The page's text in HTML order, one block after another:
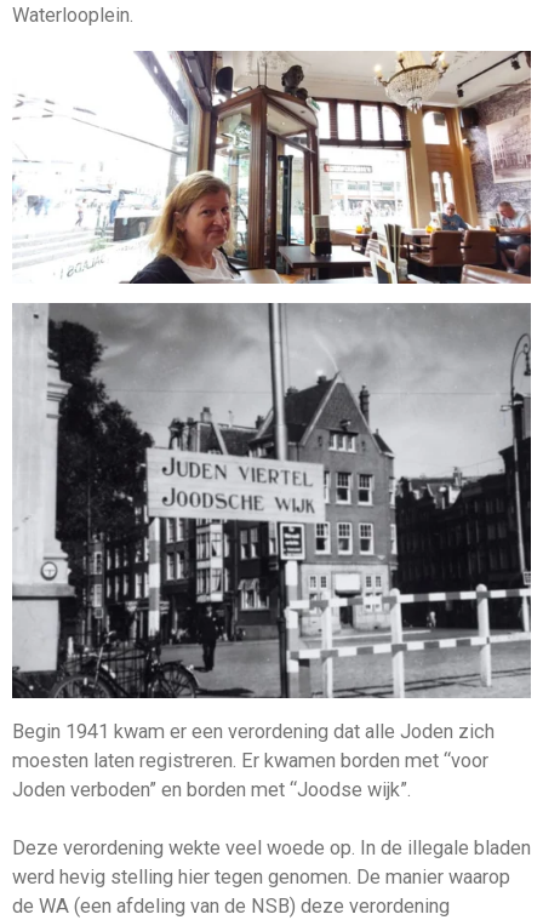
Waterlooplein.
Begin 1941 kwam er een verordening dat alle Joden zich
moesten laten registreren. Er kwamen borden met “voor
Joden verboden” en borden met “Joodse wijk”.
Deze verordening wekte veel woede op. In de illegale bladen
werd hevig stelling hier tegen genomen. De manier waarop
de WA (een afdeling van de NSB) deze verordening